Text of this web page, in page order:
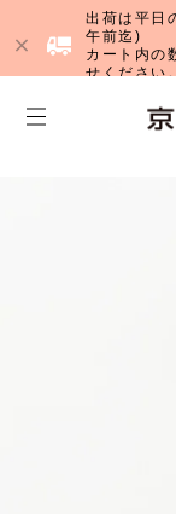
出荷は平日
午前迄)
カート内の
せください